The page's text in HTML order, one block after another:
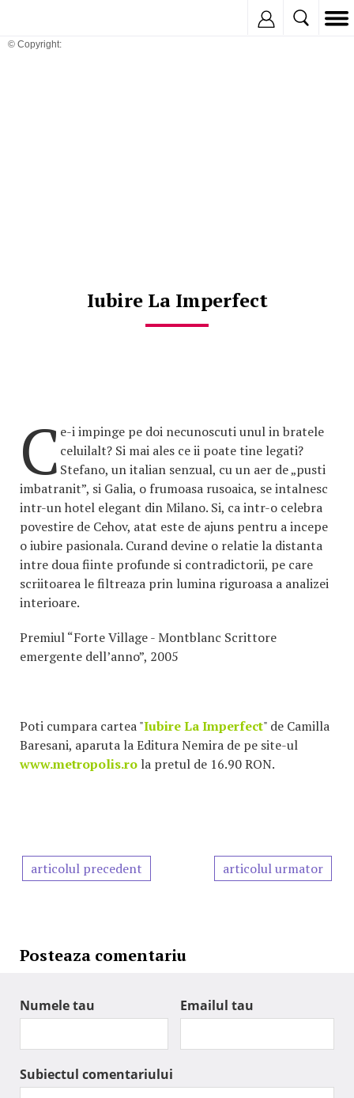
© Copyright:
Iubire La Imperfect
C e-i impinge pe doi necunoscuti unul in bratele
celuilalt? Si mai ales ce ii poate tine legati?
Stefano, un italian senzual, cu un aer de „pusti
imbatranit”, si Galia, o frumoasa rusoaica, se intalnesc
intr-un hotel elegant din Milano. Si, ca intr-o celebra
povestire de Cehov, atat este de ajuns pentru a incepe
o iubire pasionala. Curand devine o relatie la distanta
intre doua fiinte profunde si contradictorii, pe care
scriitoarea le filtreaza prin lumina riguroasa a analizei
interioare.
Premiul “Forte Village - Montblanc Scrittore
emergente dell’anno”, 2005
Poti cumpara cartea "Iubire La Imperfect" de Camilla
Baresani, aparuta la Editura Nemira de pe site-ul
www.metropolis.ro la pretul de 16.90 RON.
articolul precedent articolul urmator
Posteaza comentariu
Numele tau Emailul tau
Subiectul comentariului